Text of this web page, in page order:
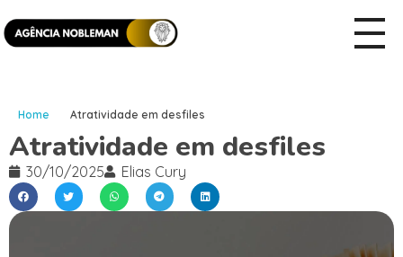
Home Atratividade em desfiles
Atratividade em desfiles
30/10/2025 Elias Cury